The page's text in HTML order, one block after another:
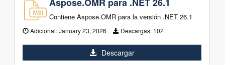
Contiene Aspose.OMR para la versión .NET 26.1
Adicional:January 23, 2026 Descargas: 102
Descargar